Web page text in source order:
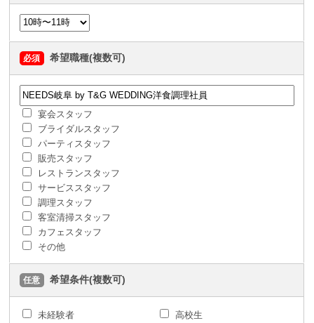
必須 希望職種(複数可)
宴会スタッフ
ブライダルスタッフ
パーティスタッフ
販売スタッフ
レストランスタッフ
サービススタッフ
調理スタッフ
客室清掃スタッフ
カフェスタッフ
その他
任意 希望条件(複数可)
未経験者
高校生